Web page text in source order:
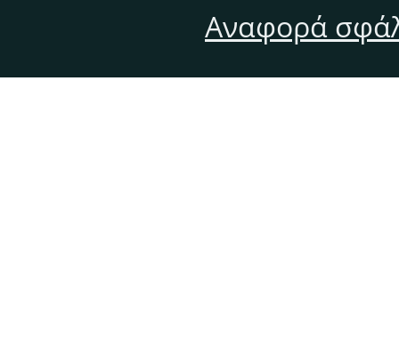
Αναφορά